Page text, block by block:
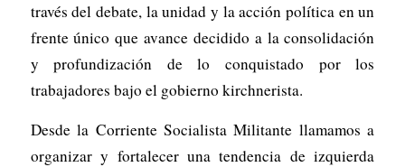
través del debate, la unidad y la acción política en un
frente único que avance decidido a la consolidación
y profundización de lo conquistado por los
trabajadores bajo el gobierno kirchnerista.
Desde la Corriente Socialista Militante llamamos a
organizar y fortalecer una tendencia de izquierda